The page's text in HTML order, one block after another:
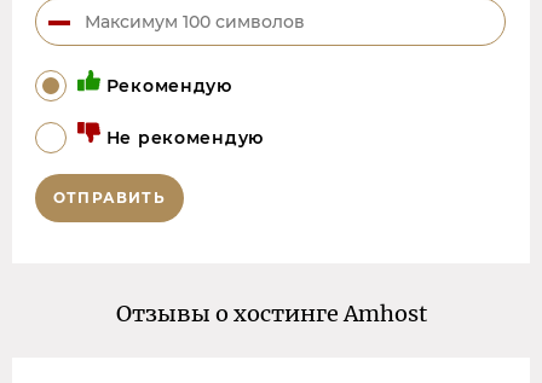
Рекомендую
Не рекомендую
ОТПРАВИТЬ
Отзывы о хостинге Amhost